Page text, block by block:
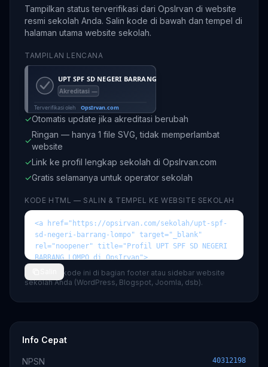
Tampilkan status terverifikasi dari OpsIrvan di website
resmi sekolah Anda. Salin kode di bawah dan tempel di
halaman utama website sekolah.
TAMPILAN LENCANA
✓Otomatis update jika akreditasi berubah
✓
Ringan — hanya 1 file SVG, tidak memperlambat
website
✓Link ke profil lengkap sekolah di OpsIrvan.com
✓Gratis selamanya untuk operator sekolah
KODE HTML — SALIN & TEMPEL KE WEBSITE SEKOLAH
💡 Tempel kode ini di bagian footer atau sidebar website
sekolah Anda (WordPress, Blogspot, Joomla, dsb).
Info Cepat
NPSN 40312198